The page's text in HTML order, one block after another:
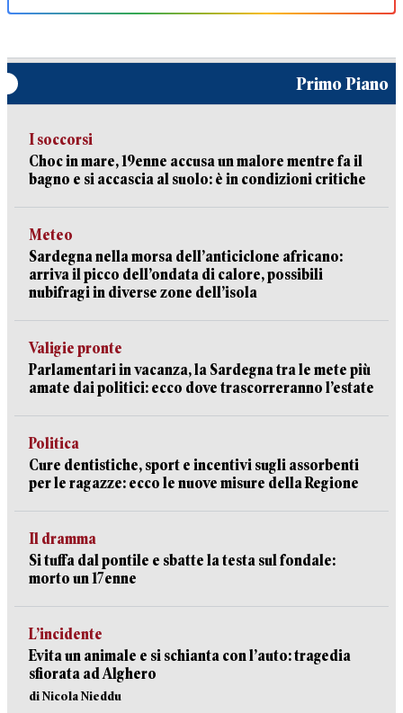
Primo Piano
I soccorsi
Choc in mare, 19enne accusa un malore mentre fa il
bagno e si accascia al suolo: è in condizioni critiche
Meteo
Sardegna nella morsa dell’anticiclone africano:
arriva il picco dell’ondata di calore, possibili
nubifragi in diverse zone dell’isola
Valigie pronte
Parlamentari in vacanza, la Sardegna tra le mete più
amate dai politici: ecco dove trascorreranno l’estate
Politica
Cure dentistiche, sport e incentivi sugli assorbenti
per le ragazze: ecco le nuove misure della Regione
Il dramma
Si tuffa dal pontile e sbatte la testa sul fondale:
morto un 17enne
L’incidente
Evita un animale e si schianta con l’auto: tragedia
sfiorata ad Alghero
di Nicola Nieddu